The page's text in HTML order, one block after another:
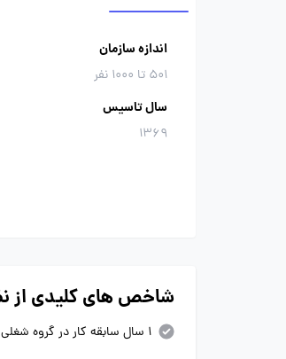
اندازه سازمان
501 تا 1000 نفر
سال تاسیس
1369
شاخص های کلیدی از
1 سال سابقه کار در گروه شغلی مشابه